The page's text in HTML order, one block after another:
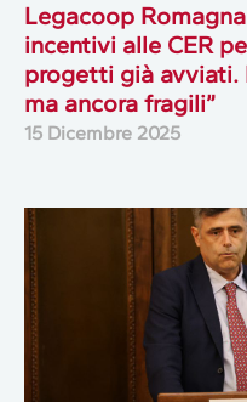
Legacoop
incentivi alle CER
progetti già avviati.
ma ancora fragili”
15 Dicembre 2025